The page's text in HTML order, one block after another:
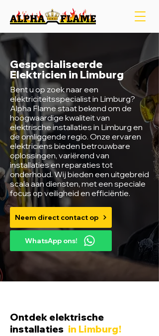
Gespecialiseerde
Elektricien in Limburg
Bent u op zoek naar een
elektriciteitsspecialist in Limburg?
Alpha Flame staat bekend om de
hoogwaardige kwaliteit van
elektrische installaties in Limburg en
de omliggende regio. Onze ervaren
elektriciens bieden betrouwbare
oplossingen, variërend van
installaties en reparaties tot
onderhoud. Wij bieden een uitgebreid
scala aan diensten, met een speciale
focus op veiligheid en efficiëntie.
Neem direct contact op
WhatsApp ons!
Ontdek elektrische
installaties in Limburg!